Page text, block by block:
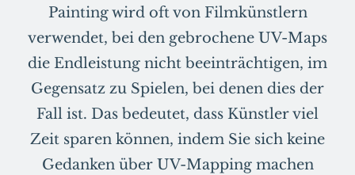
Painting wird oft von Filmkünstlern
verwendet, bei den gebrochene UV-Maps
die Endleistung nicht beeinträchtigen, im
Gegensatz zu Spielen, bei denen dies der
Fall ist. Das bedeutet, dass Künstler viel
Zeit sparen können, indem Sie sich keine
Gedanken über UV-Mapping machen